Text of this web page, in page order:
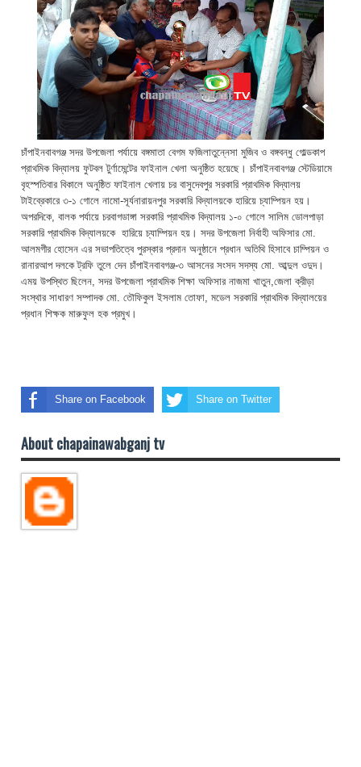
চাঁপাইনবাবগঞ্জ সদর উপজেলা পর্যায়ে বঙ্গমাতা বেগম ফজিলাতুন্নেসা মুজিব ও বঙ্গবন্ধু গোল্ডকাপ
প্রাথমিক বিদ্যালয় ফুটবল টুর্ণামেন্টের ফাইনাল খেলা অনুষ্ঠিত হয়েছে। চাঁপাইনবাবগঞ্জ স্টেডিয়ামে
বৃহস্পতিবার বিকালে অনুষ্ঠিত ফাইনাল খেলায় চর বাসুদেবপুর সরকারি প্রাথমিক বিদ্যালয়
টাইব্রেকারে ৩-১ গোলে নামো-সূর্যনারায়নপুর সরকারি বিদ্যালয়কে হারিয়ে চ্যাম্পিয়ন হয়।
অপরদিকে, বালক পর্যায়ে চরবাগডাঙ্গা সরকারি প্রাথমিক বিদ্যালয় ১-০ গোলে সালিম ডোলপাড়া
সরকারি প্রাথমিক বিদ্যালয়কে হারিয়ে চ্যাম্পিয়ন হয়। সদর উপজেলা নির্বাহী অফিসার মো.
আলমগীর হোসেন এর সভাপতিত্বে পুরস্কার প্রদান অনুষ্ঠানে প্রধান অতিথি হিসাবে চাম্পিয়ন ও
রানারআপ দলকে ট্রফি তুলে দেন চাঁপাইনবাবগঞ্জ-৩ আসনের সংসদ সদস্য মো. আব্দুল ওদুদ।
এময় উপস্থিত ছিলেন, সদর উপজেলা প্রাথমিক শিক্ষা অফিসার নাজমা খাতুন,জেলা ক্রীড়া
সংস্থার সাধারণ সম্পাদক মো. তৌফিকুল ইসলাম তোফা, মডেল সরকারি প্রাথমিক বিদ্যালয়ের
প্রধান শিক্ষক মারুফুল হক প্রমুখ।
Share on Facebook Share on Twitter
About chapainawabganj tv